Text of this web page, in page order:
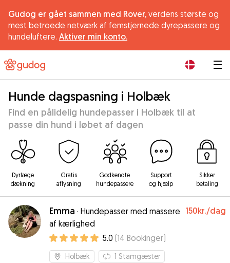
Gudog er gået sammen med Rover, verdens største og
mest betroede netværk af femstjernede dyrepassere og
hundeluftere. Aktiver min konto.
Hunde dagspasning i Holbæk
Find en pålidelig hundepasser i Holbæk til at
passe din hund i løbet af dagen
Dyrlæge
dækning
Gratis
aflysning
Godkendte
hundepassere
Support
og hjælp
Sikker
betaling
Emma · Hundepasser med massere
af kærlighed
150kr./dag
5.0 (14 Bookinger)
Holbæk 1 Stamgæster